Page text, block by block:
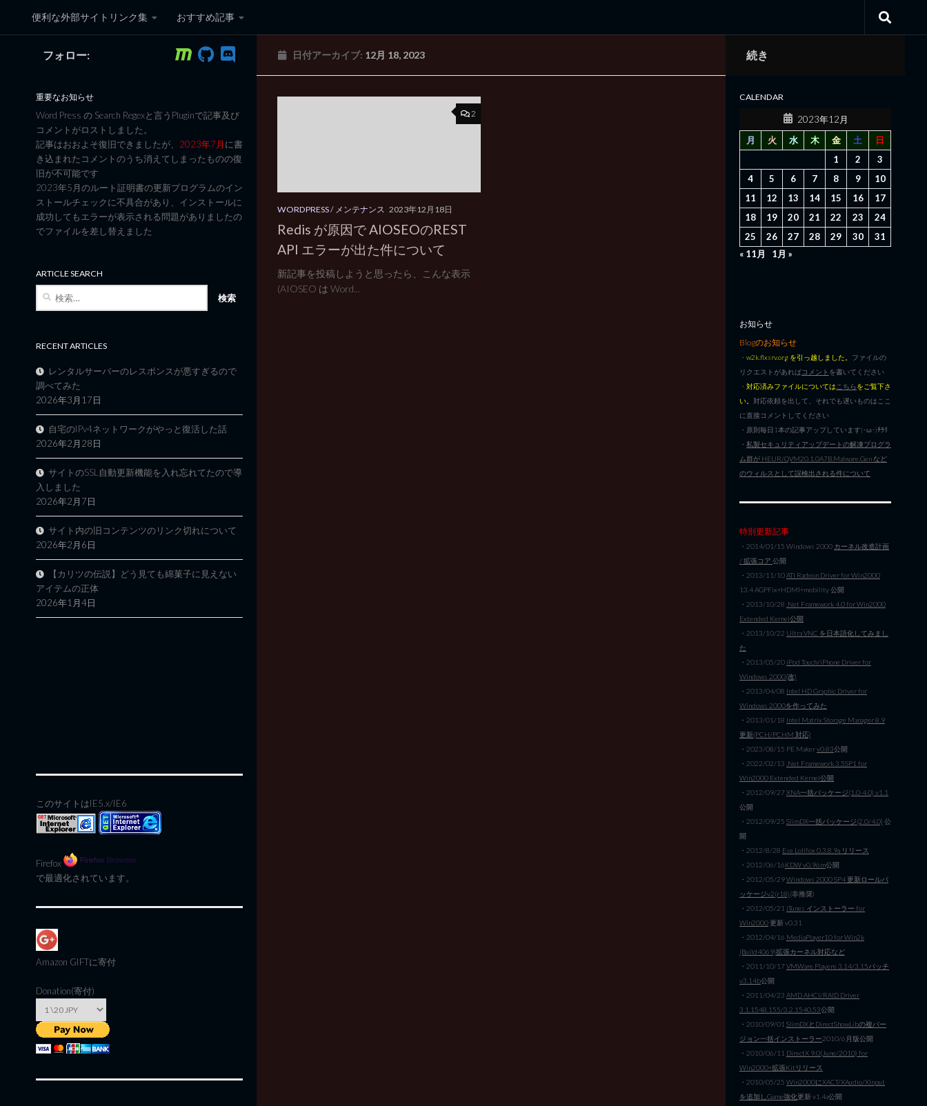
コンテンツへスキップ
便利な外部サイトリンク集 おすすめ記事
黒翼猫のコンピュータ日記 3rd Edition
日付アーカイブ: 12月 18, 2023
2
WORDPRESS/ メンテナンス 2023年12月18日
Redis が原因で AIOSEOのREST
API エラーが出た件について
新記事を投稿しようと思ったら、こんな表示
(AIOSEO は Word...
フォロー:
重要なお知らせ
Word Press の Search Regexと言うPluginで記事及び
コメントがロストしました。
記事はおおよそ復旧できましたが、 2023年7月に書
き込まれたコメントのうち消えてしまったものの復
旧が不可能です
2023年5月のルート証明書の更新プログラムのイン
ストールチェックに不具合があり、インストールに
成功してもエラーが表示される問題がありましたの
でファイルを差し替えました
ARTICLE SEARCH
RECENT ARTICLES
レンタルサーバーのレスポンスが悪すぎるので
調べてみた
2026年3月17日
自宅のIPv4ネットワークがやっと復活した話
2026年2月28日
サイトのSSL自動更新機能を入れ忘れてたので導
入しました
2026年2月7日
サイト内の旧コンテンツのリンク切れについて
2026年2月6日
【カリツの伝説】どう見ても綿菓子に見えない
アイテムの正体
2026年1月4日
このサイトはIE5.x/IE6
Firefox
で最適化されています。
Amazon GIFTに寄付
Donation(寄付)
続き
CALENDAR
2023年12月
月
火 水 木 金 土
日
1
2
3
4
5 6 7 8 9
10
11
12 13 14 15 16
17
18
19 20 21 22 23
24
25
26 27 28 29 30
31
« 11月
1月 »
お知らせ
Blogのお知らせ
・ w2k.flxsrv.org を引っ越しました。 ファイルの
リクエストがあればコメント を書いてください
・ 対応済みファイルについては こちらをご覧下さ
い。 対応依頼を出して、それでも遅いものはここ
に直接コメントしてください
・原則毎日1本の記事アップしています|･ω･)ﾁﾗﾘ
・ 私製セキュリティアップデートの解凍プログラ
ム群が HEUR/QVM20.1.0A7B.Malware.Gen など
のウィルスとして誤検出される件について
特別更新記事
・2014/01/15 Windows 2000 カーネル改造計画
/ 拡張コア 公開
・2013/11/10ATI Radeon Driver for Win2000
13.4 AGPFix+HDMI+mobility 公開
・2013/10/28 .Net Framework 4.0 for Win2000
Extended Kernel公開
・2013/10/22 Ultra VNC を日本語化してみまし
た
・2013/05/20 iPod Touch/iPhone Driver for
Windows 2000(改)
・2013/04/08 Intel HD Graphic Driver for
Windows 2000を作ってみた
・2013/01/18 Intel Matrix Storage Manager 8.9
更新(PCH/PCHM 対応)
・2023/08/15 PE Makerv0.83公開
・2022/02/13 .Net Framework 3.5SP1 for
Win2000 Extended Kernel公開
・2012/09/27XNA一括パッケージ(1.0-4.0) v1.1
公開
・2012/09/25 SlimDX一括パッケージ(2.0/4.0) 公
開
・2012/8/28 Ese Lolifox 0.3.8.9a リリース
・2012/06/16KDW v0.96m公開
・2012/05/29Windows 2000 SP4 更新ロールパ
ッケージv2(r18)(非推奨)
・2012/05/21 iTunes インストーラー for
Win2000更新 v0.31
・2012/04/16 MediaPlayer10 for Win2k
(Build4069)拡張カーネル対応など
・2011/10/17VMWare Playere 3.14/3.15パッチ
v3.14b公開
・2011/04/23 AMD AHCI/RAID Driver
3.1.1548.155/3.2.1540.53公開
・2010/09/01 SlimDXとDirectShowLibの複バー
ジョン一括インストーラー2010/6月版公開
・2010/06/11 DirectX 9.0(June/2010) for
Win2000+拡張Kitリリース
・2010/05/25 Win2000にXACT/XAudio/XInput
を追加しGame強化更新 v1.4a公開